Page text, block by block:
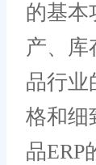
的基本
产、库
品行业
格和细
品ERP